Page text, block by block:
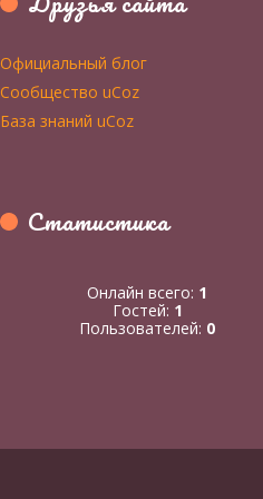
Официальный блог
Сообщество uCoz
База знаний uCoz
Статистика
Онлайн всего: 1
Гостей: 1
Пользователей: 0